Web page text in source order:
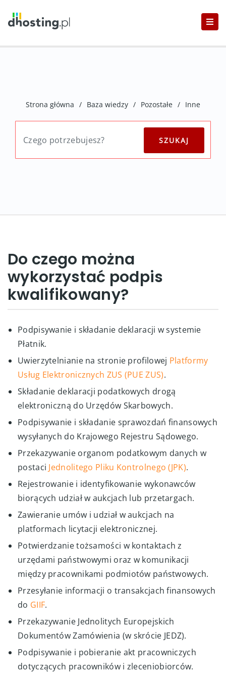
Strona główna / Baza wiedzy / Pozostałe / Inne
Do czego można
wykorzystać podpis
kwalifikowany?
Podpisywanie i składanie deklaracji w systemie
Płatnik.
Uwierzytelnianie na stronie profilowej Platformy
Usług Elektronicznych ZUS (PUE ZUS).
Składanie deklaracji podatkowych drogą
elektroniczną do Urzędów Skarbowych.
Podpisywanie i składanie sprawozdań finansowych
wysyłanych do Krajowego Rejestru Sądowego.
Przekazywanie organom podatkowym danych w
postaci Jednolitego Pliku Kontrolnego (JPK).
Rejestrowanie i identyfikowanie wykonawców
biorących udział w aukcjach lub przetargach.
Zawieranie umów i udział w aukcjach na
platformach licytacji elektronicznej.
Potwierdzanie tożsamości w kontaktach z
urzędami państwowymi oraz w komunikacji
między pracownikami podmiotów państwowych.
Przesyłanie informacji o transakcjach finansowych
do GIIF.
Przekazywanie Jednolitych Europejskich
Dokumentów Zamówienia (w skrócie JEDZ).
Podpisywanie i pobieranie akt pracowniczych
dotyczących pracowników i zleceniobiorców.